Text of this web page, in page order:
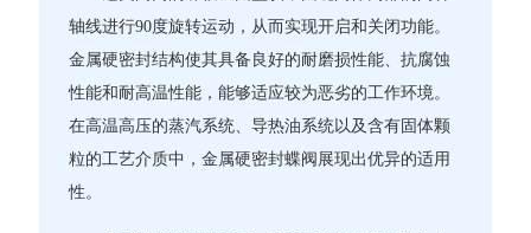
轴线进行90度旋转运动，从而实现开启和关闭功能。
金属硬密封结构使其具备良好的耐磨损性能、抗腐蚀
性能和耐高温性能，能够适应较为恶劣的工作环境。
在高温高压的蒸汽系统、导热油系统以及含有固体颗
粒的工艺介质中，金属硬密封蝶阀展现出优异的适用
性。